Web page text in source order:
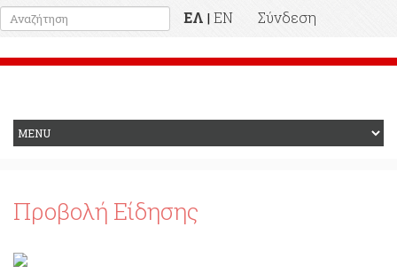
ΕΛ | EN
Σύνδεση
Προβολή Είδησης